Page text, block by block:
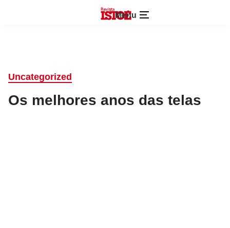
Menu
Uncategorized
Os melhores anos das telas